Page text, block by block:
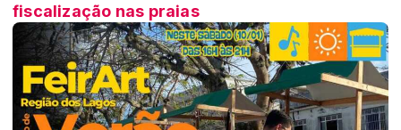
fiscalização nas praias